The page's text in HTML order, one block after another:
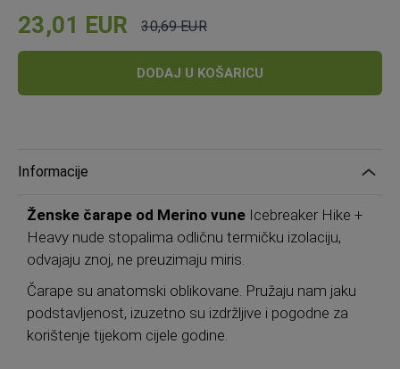
Cijena
23,01 EUR
Standardna
30,69 EUR
DODAJ U KOŠARICU
Informacije
Ženske čarape od Merino vune Icebreaker Hike +
Heavy nude stopalima odličnu termičku izolaciju,
odvajaju znoj, ne preuzimaju miris.
Čarape su anatomski oblikovane. Pružaju nam jaku
podstavljenost, izuzetno su izdržljive i pogodne za
korištenje tijekom cijele godine.